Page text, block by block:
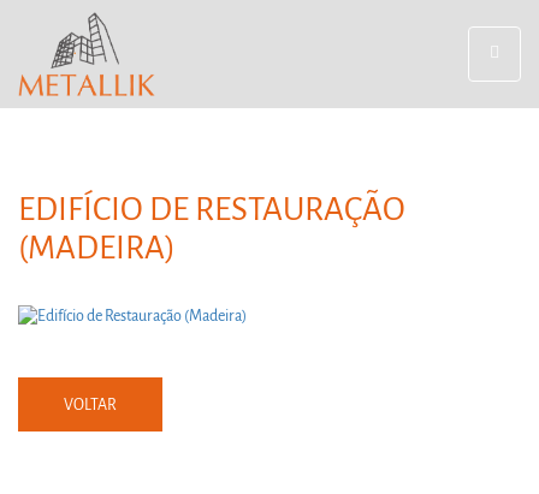
EDIFÍCIO DE RESTAURAÇÃO
(MADEIRA)
VOLTAR